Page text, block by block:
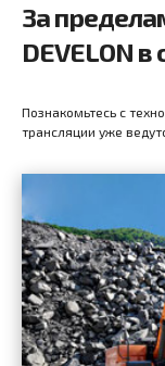
За
DEVELON
Познакомьтесь с
трансляции уже